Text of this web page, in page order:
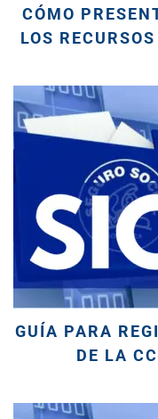
CÓMO
LOS
GUÍA PARA
DE LA